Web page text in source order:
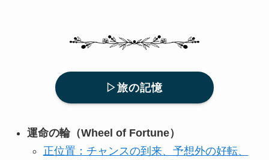
▷旅の記憶
運命の輪（Wheel of Fortune）
正位置：チャンスの到来、予想外の好転、